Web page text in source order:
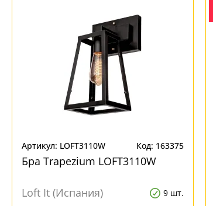
Артикул: LOFT3110W Код: 163375
Бра Trapezium LOFT3110W
Loft It (Испания) 9 шт.